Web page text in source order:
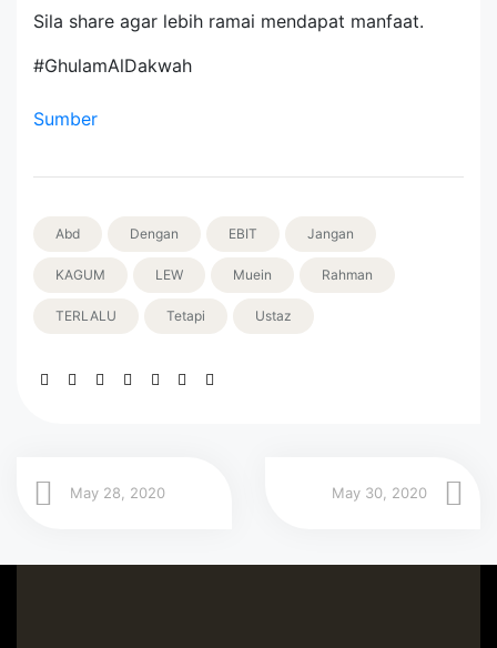
Sila share agar lebih ramai mendapat manfaat.
#GhulamAlDakwah
Sumber
Abd Dengan EBIT Jangan
KAGUM LEW Muein Rahman
TERLALU Tetapi Ustaz
May 28, 2020 May 30, 2020